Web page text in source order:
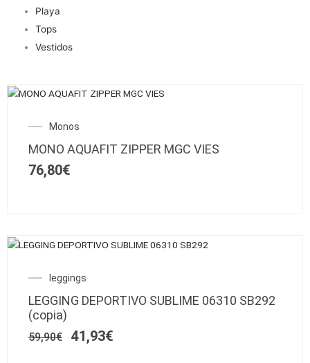
Playa
Tops
Vestidos
Este
múltiples
en
de
Monos
MONO AQUAFIT ZIPPER MGC VIES
76,80€
Este
múltiples
leggings
LEGGING DEPORTIVO SUBLIME 06310 SB292
(copia)
59,90€
El
precio
original
59,90€.
41,93€
precio
actual